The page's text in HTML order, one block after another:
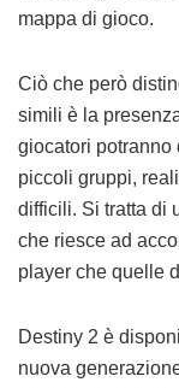
mappa di gioco.
Ciò che però
simili è la
giocatori potranno
piccoli gruppi,
difficili. Si tratta di
che riesce ad
player che quelle
Destiny 2 è
nuova